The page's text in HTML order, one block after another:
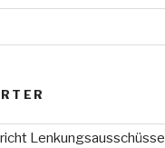
Lenkungsausschüsse